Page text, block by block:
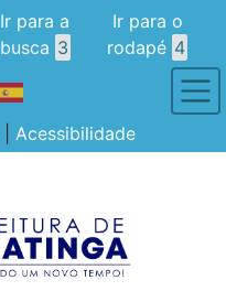
Ir para a
busca 3
Ir para o
rodapé 4
Acessibilidade